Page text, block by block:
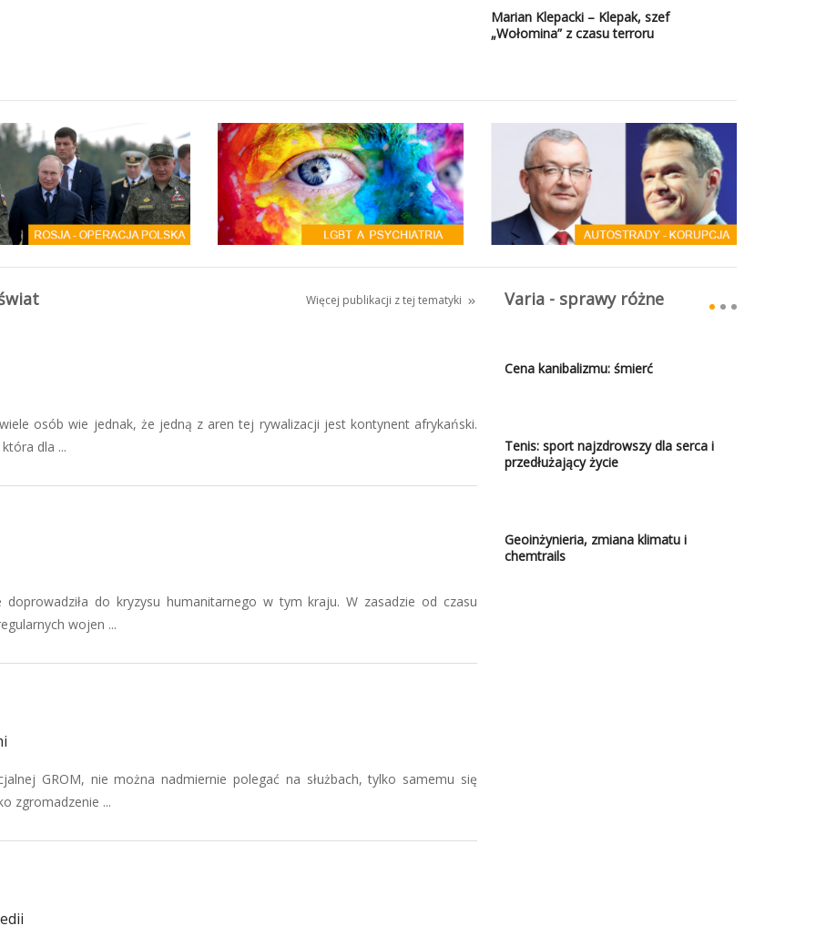
Marian Klepacki – Klepak, szef
„Wołomina” z czasu terroru
Więcej publikacji z tej tematyki
osób wie jednak, że jedną z aren tej rywalizacji jest kontynent afrykański.
dla ...
do kryzysu humanitarnego w tym kraju. W zasadzie od czasu
wojen ...
GROM, nie można nadmiernie polegać na służbach, tylko samemu się
zgromadzenie ...
Varia - sprawy różne
Cena kanibalizmu: śmierć
Tenis: sport najzdrowszy dla serca i
przedłużający życie
Geoinżynieria, zmiana klimatu i
chemtrails